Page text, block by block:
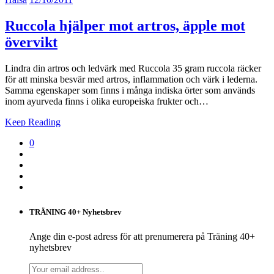
Ruccola hjälper mot artros, äpple mot
övervikt
Lindra din artros och ledvärk med Ruccola 35 gram ruccola räcker
för att minska besvär med artros, inflammation och värk i lederna.
Samma egenskaper som finns i många indiska örter som används
inom ayurveda finns i olika europeiska frukter och…
Keep Reading
0
TRÄNING 40+ Nyhetsbrev
Ange din e-post adress för att prenumerera på Träning 40+
nyhetsbrev